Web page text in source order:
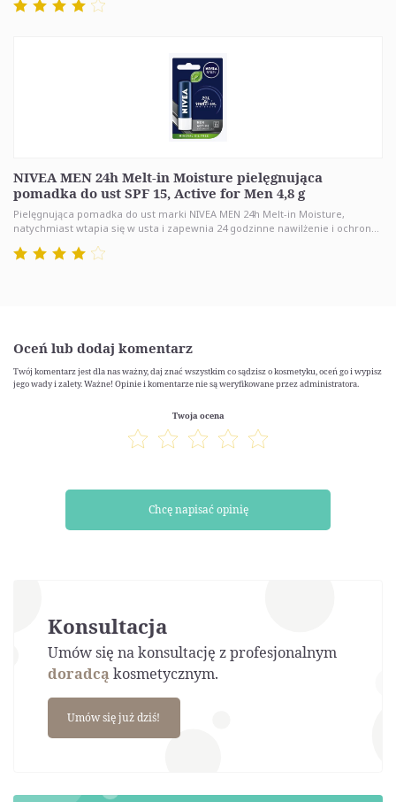
NIVEA MEN 24h Melt-in Moisture pielęgnująca
pomadka do ust SPF 15, Active for Men 4,8 g
Pielęgnująca pomadka do ust marki NIVEA MEN 24h Melt-in Moisture,
natychmiast wtapia się w usta i zapewnia 24 godzinne nawilżenie i ochron...
Oceń lub dodaj komentarz
Twój komentarz jest dla nas ważny, daj znać wszystkim co sądzisz o kosmetyku, oceń go i wypisz
jego wady i zalety. Ważne! Opinie i komentarze nie są weryfikowane przez administratora.
Twoja ocena
Chcę napisać opinię
Konsultacja
Umów się na konsultację z profesjonalnym
doradcąkosmetycznym.
Umów się już dziś!